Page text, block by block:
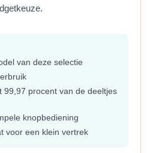
van deze selectie
99,97 procent van de deeltjes
knopbediening
voor een klein vertrek